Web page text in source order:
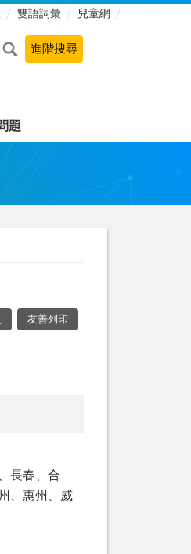
雙語詞彙 兒童網
題
友善列印
長春、合
、惠州、威